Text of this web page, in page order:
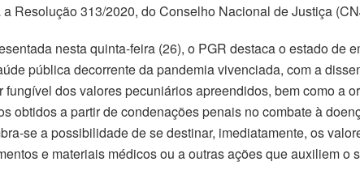
a Resolução 313/2020, do Conselho Nacional de Justiça
nesta quinta-feira (26), o PGR destaca o estado de
pública decorrente da pandemia vivenciada, com a
fungível dos valores pecuniários apreendidos, bem como a
obtidos a partir de condenações penais no combate à
se a possibilidade de se destinar, imediatamente, os
e materiais médicos ou a outras ações que auxiliem o